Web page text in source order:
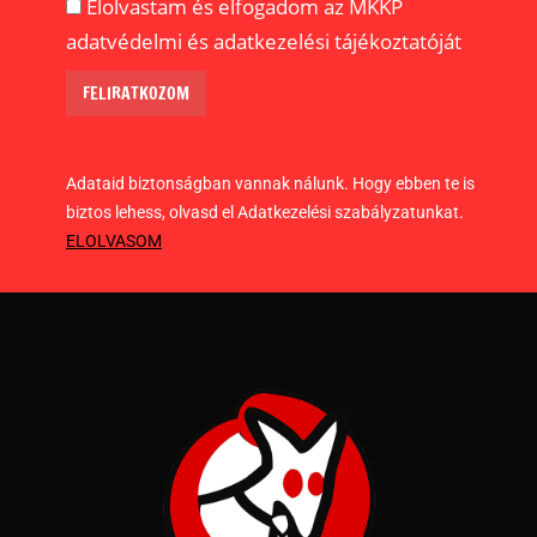
Elolvastam és elfogadom az MKKP
adatvédelmi és adatkezelési tájékoztatóját
Adataid biztonságban vannak nálunk. Hogy ebben te is
biztos lehess, olvasd el Adatkezelési szabályzatunkat.
ELOLVASOM